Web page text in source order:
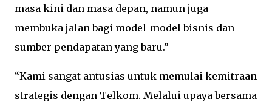
masa kini dan masa depan, namun juga
membuka jalan bagi model-model bisnis dan
sumber pendapatan yang baru.”
“Kami sangat antusias untuk memulai kemitraan
strategis dengan Telkom. Melalui upaya bersama